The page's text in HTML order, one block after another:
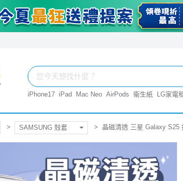
iPhone17 iPad Mac Neo AirPods 衛生紙 LG家電
SAMSUNG 殼套 晶磁清透 三星 Galaxy S25